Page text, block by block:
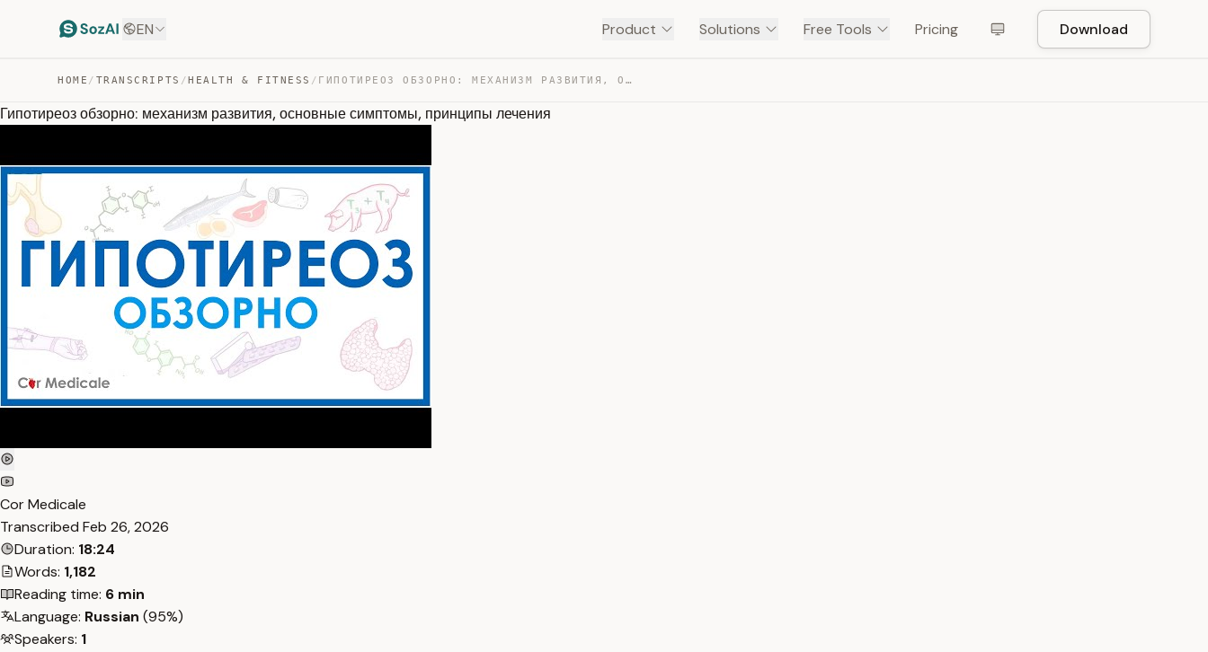
EN Product Solutions Free Tools Pricing Download
HOME / TRANSCRIPTS /HEALTH & FITNESS / ГИПОТИРЕОЗ ОБЗОРНО: МЕХАНИЗМ РАЗВИТИЯ, ОСНОВНЫЕ СИМПТОМ… — TRANSCRIPT
Гипотиреоз обзорно: механизм развития, основные симптомы, принципы лечения
Cor Medicale
Transcribed Feb 26, 2026
Duration: 18:24
Words: 1,182
Reading time: 6 min
Language: Russian (95%)
Speakers: 1